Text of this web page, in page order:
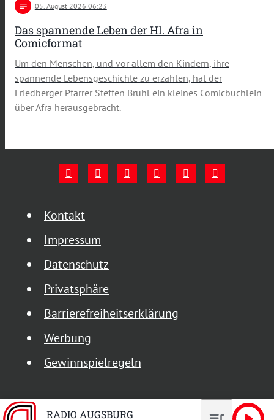
notes 05 . August 2026 06:23
Das spannende Leben der Hl. Afra in
Comicformat
Um den Menschen, und vor allem den Kindern, ihre
spannende Lebensgeschichte zu erzählen, hat der
Friedberger Pfarrer Steffen Brühl ein kleines Comicbüchlein
über Afra herausgebracht.
Kontakt
Impressum
Datenschutz
Privatsphäre
Barrierefreiheitserklärung
Werbung
Gewinnspielregeln
RADIO AUGSBURG